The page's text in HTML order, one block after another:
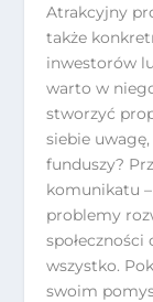
Atrakcyjny
także
inwestorów
warto w
stworzyć
siebie
funduszy?
komunikatu
problemy
społeczności
wszystko.
swoim